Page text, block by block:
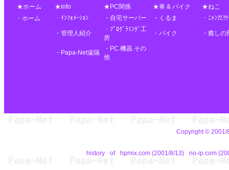
★ホーム ★info ★PC関係 ★車 & バイク
★ねこ
・ホーム
・ｲﾝﾌｫﾒｰｼｮﾝ ・自宅サーバー ・くるま ・ﾆｬﾝだ!
・管理人紹介
・ﾌﾟﾛｸﾞﾗﾐﾝｸﾞ工
房
・バイク ・癒しの
・Papa-Net遠隔
・PC.機器.その
他
Copyright © 2001/
history of hpmix.com (2001/8/13) no-ip.com